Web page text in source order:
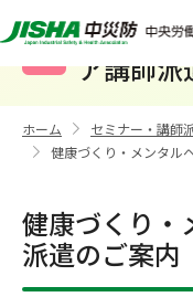
健康づく
ア講師派
ホーム >セミナー・講師
>健康づくり・メンタル
健康づくり・
派遣のご案内